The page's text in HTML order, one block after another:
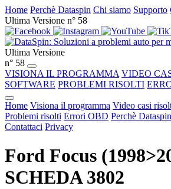
Home Perchè Dataspin Chi siamo Supporto
Ultima Versione n° 58
Ultima Versione
n° 58
VISIONA IL PROGRAMMA VIDEO
SOFTWARE PROBLEMI RISOLTI
Home Visiona il programma Video casi
Problemi risolti Errori OBD Perchè Dataspin
Contattaci Privacy
Ford Focus
SCHEDA 3802